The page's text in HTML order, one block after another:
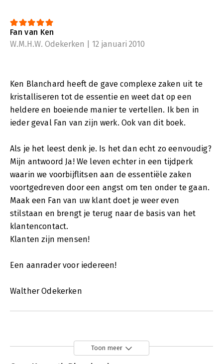
Fan van Ken
W.M.H.W. Odekerken | 12 januari 2010
Ken Blanchard heeft de gave complexe zaken uit te
kristalliseren tot de essentie en weet dat op een
heldere en boeiende manier te vertellen. Ik ben in
ieder geval Fan van zijn werk. Ook van dit boek.
Als je het leest denk je. Is het dan echt zo eenvoudig?
Mijn antwoord Ja! We leven echter in een tijdperk
waarin we voorbijflitsen aan de essentiële zaken
voortgedreven door een angst om ten onder te gaan.
Maak een Fan van uw klant doet je weer even
stilstaan en brengt je terug naar de basis van het
klantencontact.
Klanten zijn mensen!
Een aanrader voor iedereen!
Walther Odekerken
Toon meer